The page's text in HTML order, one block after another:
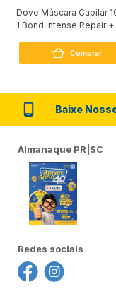
Dove Máscara Capilar
1 Bond Intense Repair +
Comprar
Baixe
Almanaque PR|SC
Redes sociais